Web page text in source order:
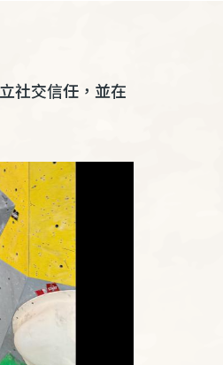
社交信任，並在